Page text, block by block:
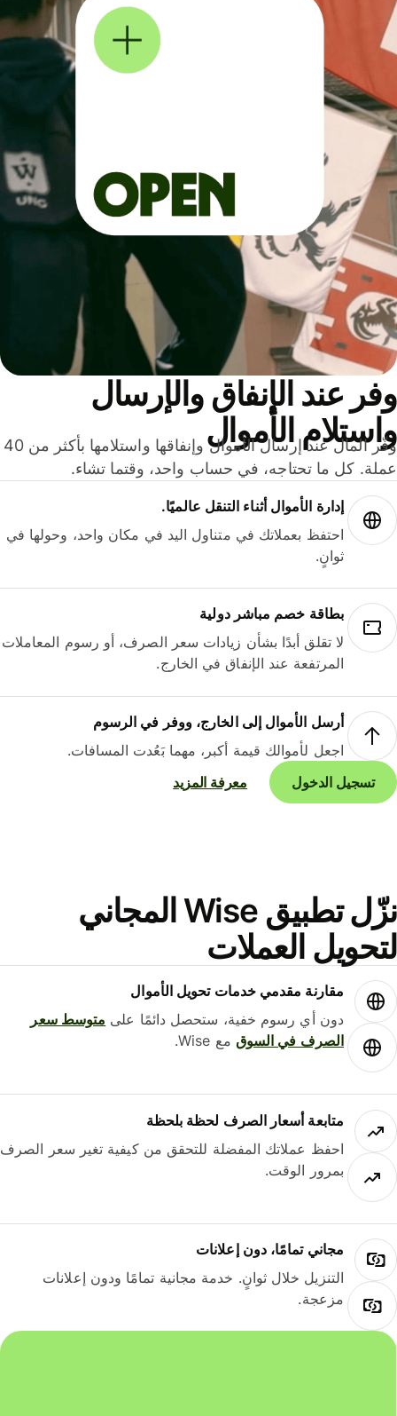
عند الإنفاق والإرسال
الأموال
وفّر المال عند إرسال الأموال وإنفاقها واستلامها بأكثر من 40
كل ما تحتاجه، في حساب واحد، وقتما تشاء.
إدارة الأموال أثناء التنقل عالميًا.
احتفظ بعملاتك في متناول اليد في مكان واحد، وحولها في
ثوانٍ.
بطاقة خصم مباشر دولية
لا تقلق أبدًا بشأن زيادات سعر الصرف، أو رسوم المعاملات
المرتفعة عند الإنفاق في الخارج.
أرسل الأموال إلى الخارج، ووفر في الرسوم
اجعل لأموالك قيمة أكبر، مهما بَعُدت المسافات.
تسجيل الدخول
معرفة المزيد
نزّل تطبيق Wise المجاني
العملات
مقارنة مقدمي خدمات تحويل الأموال
دون أي رسوم خفية، ستحصل دائمًا علىمتوسط ​​سعر
الصرف في السوقمع Wise.
متابعة أسعار الصرف لحظة بلحظة
احفظ عملاتك المفضلة للتحقق من كيفية تغير سعر الصرف
بمرور الوقت.
مجاني تمامًا، دون إعلانات
التنزيل خلال ثوانٍ. خدمة مجانية تمامًا ودون إعلانات
مزعجة.